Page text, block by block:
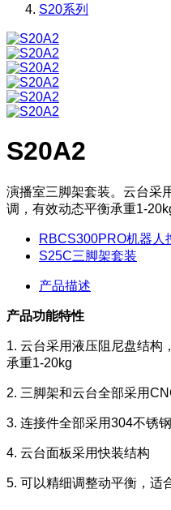
S20系列
S20A2
演播室三脚架套装。云台采
调，有效动态平衡承重1-
RBCS300PRO机器人
S25C三脚架套装
产品描述
产品功能特性
1. 云台采用液压阻尼盘结构
承重1-20kg
2. 三脚架和云台全部采用
3. 连接件全部采用304不锈
4. 云台面板采用快装结构
5. 可以精细调整动平衡，适